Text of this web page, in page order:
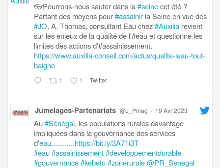
👓Pourrons-nous sauter dans la#seinecet été ?
Partant des moyens pour#assainir la Seine en vue des
#JO, A. Thomas, consultant Eau chez#Auxilia revient
sur les enjeux de la qualité de l’#eau et questionne les
limites des actions d’#assainissement.
https://www.auxilia-conseil.com/actus/qualite-leau-tout-
baigne
1 1 Twitter
Jumelages-Partenariats @J_Pmag · 19 Avr 2023
Au#Sénégal, les populations rurales davantage
impliquées dans la gouvernance des services
d'eau............https://bit.ly/3A71i3T
#eau#assainissement#developpementdurable
#gouvernance#kebetu#zonerurale@PR_Senegal